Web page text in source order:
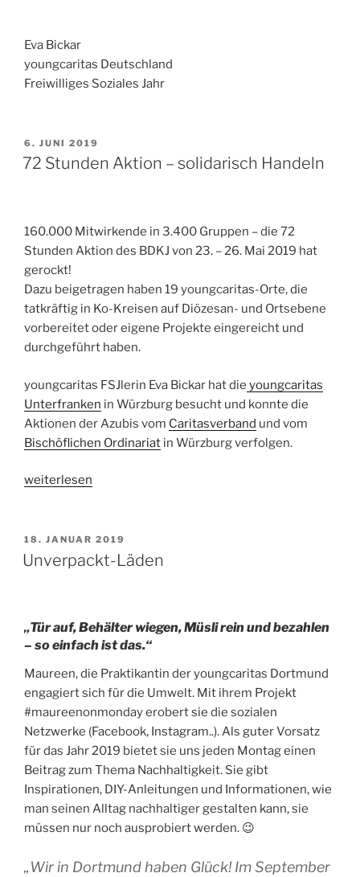
Eva Bickar
youngcaritas Deutschland
Freiwilliges Soziales Jahr
VERÖFFENTLICHT
AM
6. JUNI 2019
72 Stunden Aktion – solidarisch Handeln
160.000 Mitwirkende in 3.400 Gruppen – die 72
Stunden Aktion des BDKJ von 23. – 26. Mai 2019 hat
gerockt!
Dazu beigetragen haben 19 youngcaritas-Orte, die
tatkräftig in Ko-Kreisen auf Diözesan- und Ortsebene
vorbereitet oder eigene Projekte eingereicht und
durchgeführt haben.
youngcaritas FSJlerin Eva Bickar hat die youngcaritas
Unterfranken in Würzburg besucht und konnte die
Aktionen der Azubis vom Caritasverband und vom
Bischöflichen Ordinariat in Würzburg verfolgen.
„72
–
solidarisch
weiterlesen
VERÖFFENTLICHT
AM
18. JANUAR 2019
Unverpackt-Läden
„Tür auf, Behälter wiegen, Müsli rein und bezahlen
– so einfach ist das.“
Maureen, die Praktikantin der youngcaritas Dortmund
engagiert sich für die Umwelt. Mit ihrem Projekt
#maureenonmonday erobert sie die sozialen
Netzwerke (Facebook, Instagram..). Als guter Vorsatz
für das Jahr 2019 bietet sie uns jeden Montag einen
Beitrag zum Thema Nachhaltigkeit. Sie gibt
Inspirationen, DIY-Anleitungen und Informationen, wie
man seinen Alltag nachhaltiger gestalten kann, sie
müssen nur noch ausprobiert werden. 😉
„Wir in Dortmund haben Glück! Im September